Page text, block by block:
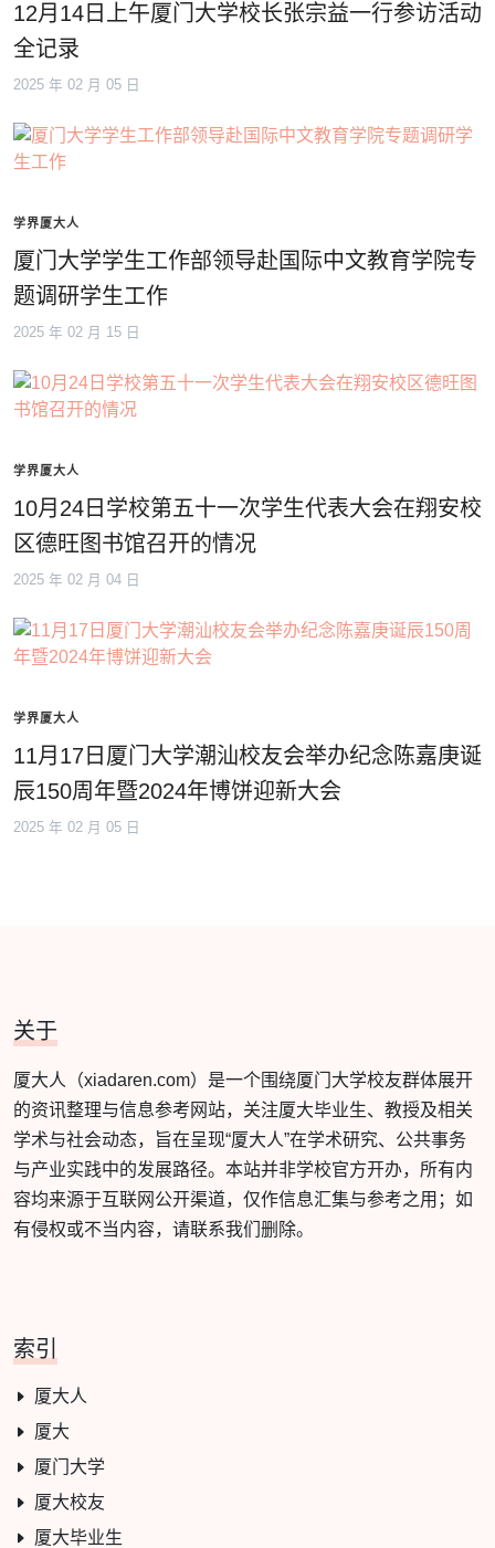
12月14日上午厦门大学校长张宗益一行参访活动
全记录
2025 年 02 月 05 日
学界厦大人
厦门大学学生工作部领导赴国际中文教育学院专
题调研学生工作
2025 年 02 月 15 日
学界厦大人
10月24日学校第五十一次学生代表大会在翔安校
区德旺图书馆召开的情况
2025 年 02 月 04 日
学界厦大人
11月17日厦门大学潮汕校友会举办纪念陈嘉庚诞
辰150周年暨2024年博饼迎新大会
2025 年 02 月 05 日
关于
厦大人（xiadaren.com）是一个围绕厦门大学校友群体展开
的资讯整理与信息参考网站，关注厦大毕业生、教授及相关
学术与社会动态，旨在呈现“厦大人”在学术研究、公共事务
与产业实践中的发展路径。本站并非学校官方开办，所有内
容均来源于互联网公开渠道，仅作信息汇集与参考之用；如
有侵权或不当内容，请联系我们删除。
索引
厦大人
厦大
厦门大学
厦大校友
厦大毕业生